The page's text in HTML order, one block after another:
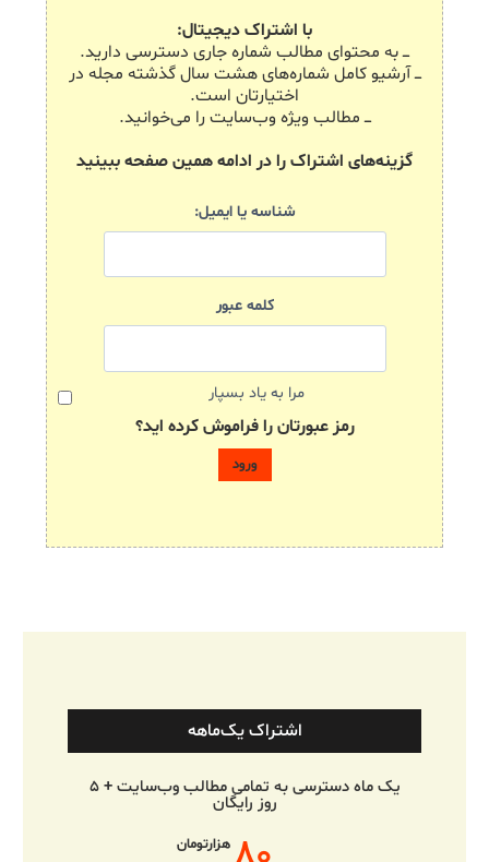
با اشتراک دیجیتال:
ـــ به محتوای مطالب شماره جاری دسترسی دارید.
ـــ آرشیو کامل شماره‌های هشت سال گذشته مجله در
اختیارتان است.
ـــ مطالب ویژه وب‌سایت را می‌خوانید.
گزینه‌های اشتراک را در ادامه همین صفحه ببینید
شناسه یا ایمیل:
کلمه عبور
مرا به یاد بسپار
رمز عبورتان را فراموش کرده اید؟
اشتراک یک‌ماهه
یک ماه دسترسی به تمامی مطالب وب‌سایت + ۵
روز رایگان
هزارتومان